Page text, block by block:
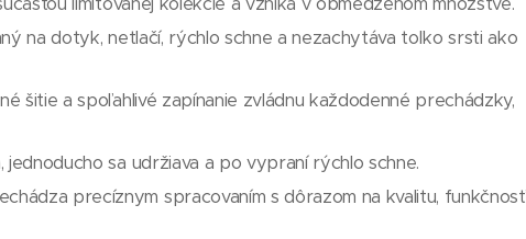
na dotyk, netlačí, rýchlo schne a nezachytáva toľko srsti ako
šitie a spoľahlivé zapínanie zvládnu každodenné prechádzky,
sa udržiava a po vypraní rýchlo schne.
precíznym spracovaním s dôrazom na kvalitu, funkčnosť